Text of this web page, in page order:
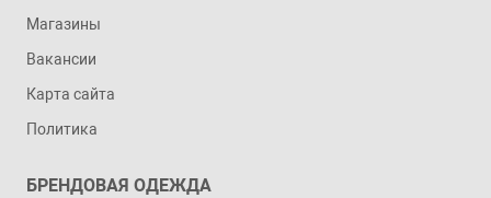
Магазины
Вакансии
Карта сайта
Политика
БРЕНДОВАЯ ОДЕЖДА